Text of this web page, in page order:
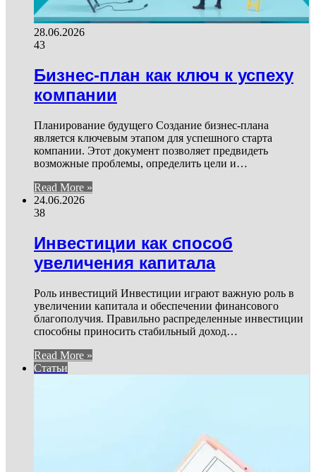
28.06.2026
43
Бизнес-план как ключ к успеху
компании
Планирование будущего Создание бизнес-плана
является ключевым этапом для успешного старта
компании. Этот документ позволяет предвидеть
возможные проблемы, определить цели и…
Read More »
24.06.2026
38
Инвестиции как способ
увеличения капитала
Роль инвестиций Инвестиции играют важную роль в
увеличении капитала и обеспечении финансового
благополучия. Правильно распределенные инвестиции
способны приносить стабильный доход…
Read More »
Статьи